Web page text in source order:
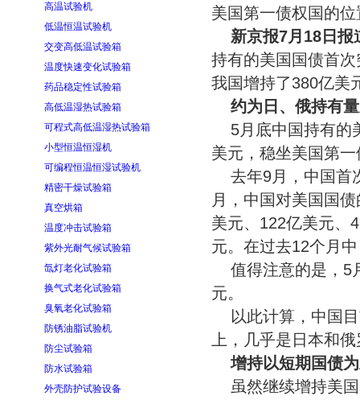
高温试验机
低温恒温试验机
交变高低温试验箱
温度快速变化试验箱
药品稳定性试验箱
高低温湿热试验箱
可程式高低温湿热试验箱
小型恒温恒湿机
可编程恒温恒湿试验机
精密干燥试验箱
真空烘箱
温度冲击试验箱
紫外光耐气候试验箱
氙灯老化试验箱
换气式老化试验箱
臭氧老化试验箱
防锈油脂试验机
防尘试验箱
防水试验箱
外壳防护试验设备
美国第一债权国的位
新京报7月18日报
持有的美国国债首
我国增持了380亿美
约为日、俄持有
5月底中国持有的
美元，稳坐美国第
去年9月，中国首
月，中国对美国国
美元、122亿美元、
元。在过去12个月
值得注意的是，5
元。
以此计算，中国
上，几乎是日本和
增持以短期国债
虽然继续增持美